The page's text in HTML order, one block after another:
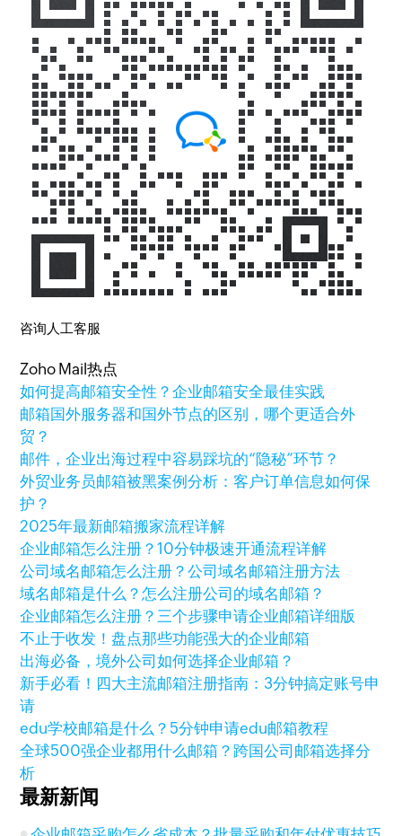
咨询人工客服
Zoho Mail热点
如何提高邮箱安全性？企业邮箱安全最佳实践
邮箱国外服务器和国外节点的区别，哪个更适合外
贸？
邮件，企业出海过程中容易踩坑的“隐秘”环节？
外贸业务员邮箱被黑案例分析：客户订单信息如何保
护？
2025年最新邮箱搬家流程详解
企业邮箱怎么注册？10分钟极速开通流程详解
公司域名邮箱怎么注册？公司域名邮箱注册方法
域名邮箱是什么？怎么注册公司的域名邮箱？
企业邮箱怎么注册？三个步骤申请企业邮箱详细版
不止于收发！盘点那些功能强大的企业邮箱
出海必备，境外公司如何选择企业邮箱？
新手必看！四大主流邮箱注册指南：3分钟搞定账号申
请
edu学校邮箱是什么？5分钟申请edu邮箱教程
全球500强企业都用什么邮箱？跨国公司邮箱选择分
析
最新新闻